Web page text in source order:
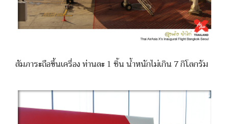
สัมภาระถือขึ้นเครื่อง ท่านละ 1 ชิ้น น้ำหนักไม่เกิน 7 กิโลกรัม